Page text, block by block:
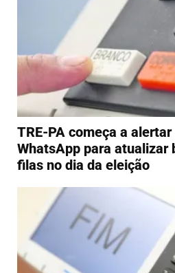
TRE-PA começa a
WhatsApp para atualizar
filas no dia da eleição